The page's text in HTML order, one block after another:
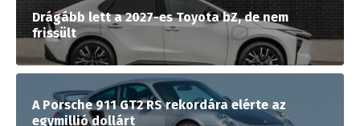
Drágább lett a 2027-es Toyota bZ, de nem
frissült
A Porsche 911 GT2 RS rekordára elérte az
egymillió dollárt